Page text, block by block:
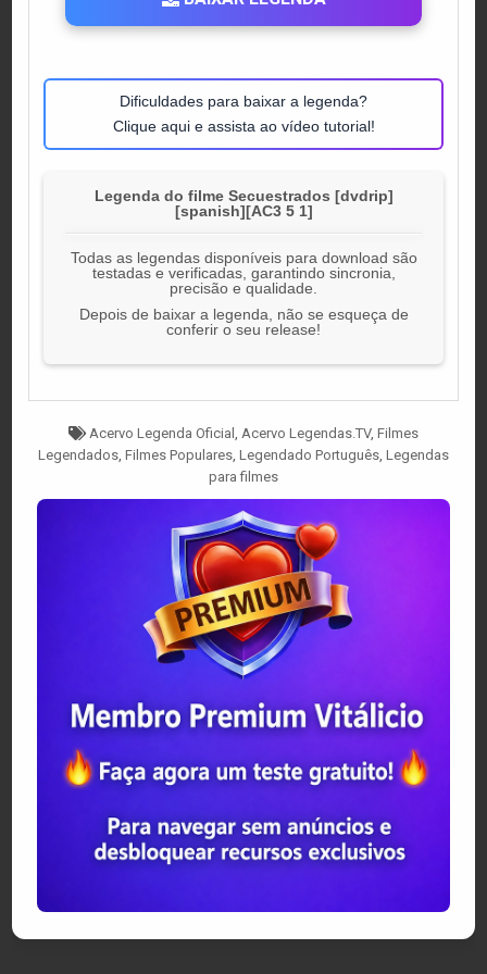
Dificuldades para baixar a legenda?
Clique aqui e assista ao vídeo tutorial!
Legenda do filme Secuestrados [dvdrip]
[spanish][AC3 5 1]
Todas as legendas disponíveis para download são
testadas e verificadas, garantindo sincronia,
precisão e qualidade.
Depois de baixar a legenda, não se esqueça de
conferir o seu release!
Tagged
Acervo Legenda Oficial , Acervo Legendas.TV, Filmes
Legendados, Filmes Populares, Legendado Português, Legendas
para filmes